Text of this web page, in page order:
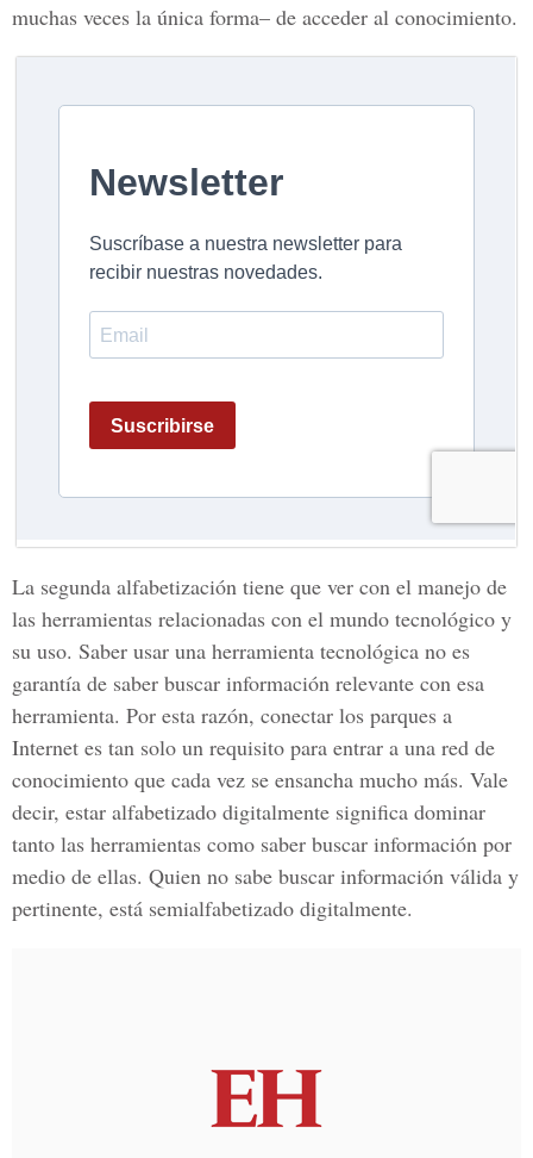
muchas veces la única forma– de acceder al conocimiento.
La segunda alfabetización tiene que ver con el manejo de
las herramientas relacionadas con el mundo tecnológico y
su uso. Saber usar una herramienta tecnológica no es
garantía de saber buscar información relevante con esa
herramienta. Por esta razón, conectar los parques a
Internet es tan solo un requisito para entrar a una red de
conocimiento que cada vez se ensancha mucho más. Vale
decir, estar alfabetizado digitalmente significa dominar
tanto las herramientas como saber buscar información por
medio de ellas. Quien no sabe buscar información válida y
pertinente, está semialfabetizado digitalmente.